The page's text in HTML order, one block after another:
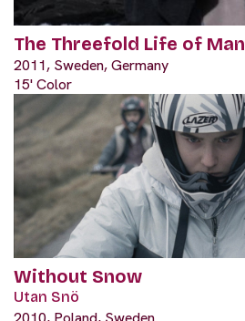
The Threefold Life of Man
2011, Sweden, Germany
15' Color
Without Snow
Utan Snö